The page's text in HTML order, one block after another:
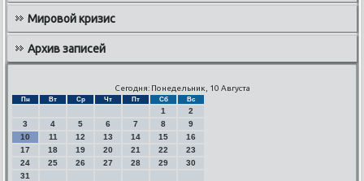
Мировой кризис
Архив записей
Сегодня: Понедельник, 10 Августа
Пн Вт Ср Чт Пт Сб Вс
1
2
3
4 5 6 7 8
9
10
11 12 13 14 15
16
17
18 19 20 21 22
23
24
25 26 27 28 29
30
31